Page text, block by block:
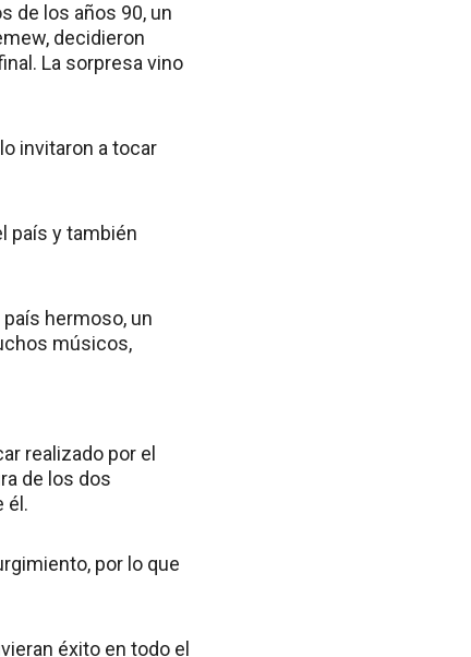
de los años 90, un
decidieron
La sorpresa vino
invitaron a tocar
país y también
hermoso, un
músicos,
realizado por el
de los dos
él.
por lo que
éxito en todo el